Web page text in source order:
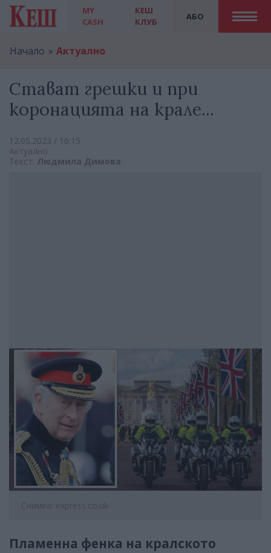
MY
CASH
АБО
КЕШ
КЛУБ
Начало Актуално
Стават грешки и при
коронацията на крале...
12.05.2023 / 16:15
Актуално
Текст: Людмила Димова
Снимка: express.co.uk
Пламенна фенка на кралското